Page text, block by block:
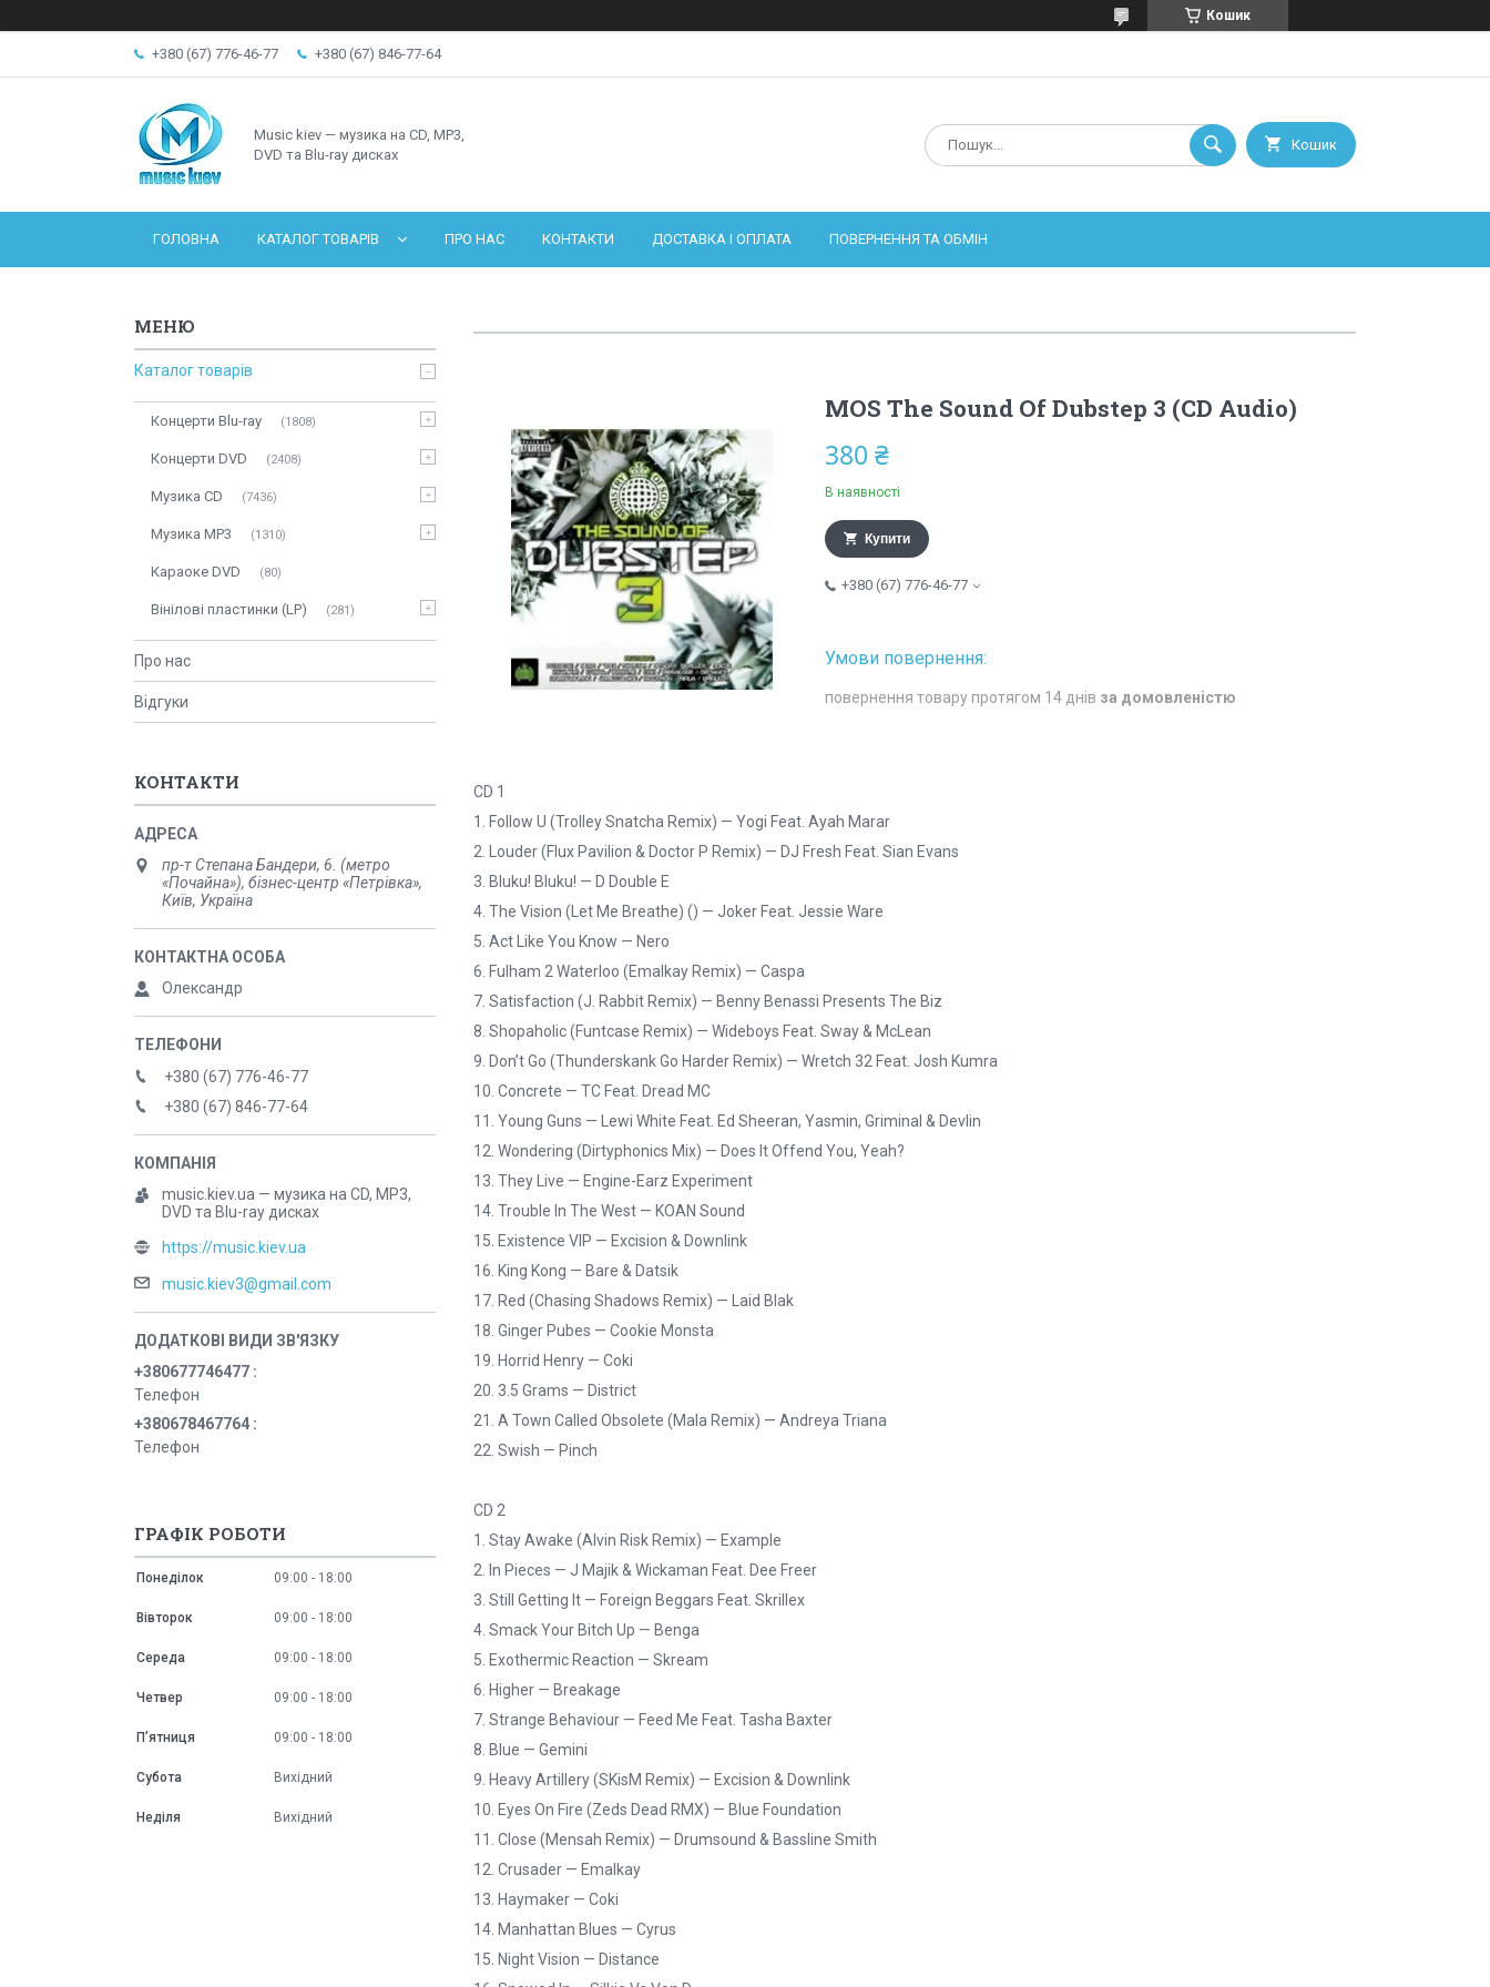
Кошик
+380 (67) 776-46-77 +380 (67) 846-77-64
Music kiev — музика на CD, MP3,
DVD та Blu-ray дисках
Кошик
ГОЛОВНА КАТАЛОГ ТОВАРІВ ПРО НАС КОНТАКТИ ДОСТАВКА І ОПЛАТА ПОВЕРНЕННЯ ТА ОБМІН
MOS The Sound Of Dubstep 3 (CD Audio)
380 ₴
В наявності
Купити
+380 (67) 776-46-77
повернення товару протягом 14 днів за домовленістю
CD 1
1. Follow U (Trolley Snatcha Remix) — Yogi Feat. Ayah Marar
2. Louder (Flux Pavilion & Doctor P Remix) — DJ Fresh Feat. Sian Evans
3. Bluku! Bluku! — D Double E
4. The Vision (Let Me Breathe) () — Joker Feat. Jessie Ware
5. Act Like You Know — Nero
6. Fulham 2 Waterloo (Emalkay Remix) — Caspa
7. Satisfaction (J. Rabbit Remix) — Benny Benassi Presents The Biz
8. Shopaholic (Funtcase Remix) — Wideboys Feat. Sway & McLean
9. Don’t Go (Thunderskank Go Harder Remix) — Wretch 32 Feat. Josh Kumra
10. Concrete — TC Feat. Dread MC
11. Young Guns — Lewi White Feat. Ed Sheeran, Yasmin, Griminal & Devlin
12. Wondering (Dirtyphonics Mix) — Does It Offend You, Yeah?
13. They Live — Engine-Earz Experiment
14. Trouble In The West — KOAN Sound
15. Existence VIP — Excision & Downlink
16. King Kong — Bare & Datsik
17. Red (Chasing Shadows Remix) — Laid Blak
18. Ginger Pubes — Cookie Monsta
19. Horrid Henry — Coki
20. 3.5 Grams — District
21. A Town Called Obsolete (Mala Remix) — Andreya Triana
22. Swish — Pinch
CD 2
1. Stay Awake (Alvin Risk Remix) — Example
2. In Pieces — J Majik & Wickaman Feat. Dee Freer
3. Still Getting It — Foreign Beggars Feat. Skrillex
4. Smack Your Bitch Up — Benga
5. Exothermic Reaction — Skream
6. Higher — Breakage
7. Strange Behaviour — Feed Me Feat. Tasha Baxter
8. Blue — Gemini
9. Heavy Artillery (SKisM Remix) — Excision & Downlink
10. Eyes On Fire (Zeds Dead RMX) — Blue Foundation
11. Close (Mensah Remix) — Drumsound & Bassline Smith
12. Crusader — Emalkay
13. Haymaker — Coki
14. Manhattan Blues — Cyrus
15. Night Vision — Distance
Каталог товарів
Концерти Blu-ray 1808
Концерти DVD 2408
Музика CD 7436
Музика MP3 1310
Караоке DVD 80
Вінілові пластинки (LP) 281
Про нас
Відгуки
КОНТАКТИ
пр-т Степана Бандери, 6. (метро
«Почайна»), бізнес-центр «Петрівка»,
Київ, Україна
Олександр
+380 (67) 776-46-77
+380 (67) 846-77-64
music.kiev.ua — музика на CD, MP3,
DVD та Blu-ray дисках
https://music.kiev.ua
music.kiev3@gmail.com
+380677746477
Телефон
+380678467764
Телефон
ГРАФІК РОБОТИ
Понеділок 09:00 18:00
Вівторок 09:00 18:00
Середа 09:00 18:00
Четвер 09:00 18:00
Пʼятниця 09:00 18:00
Субота Вихідний
Неділя Вихідний